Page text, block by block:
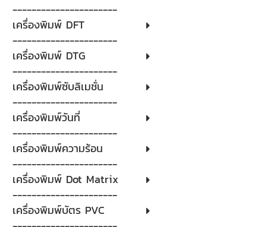
----------------------
เครื่องพิมพ์ DFT
----------------------
เครื่องพิมพ์ DTG
----------------------
เครื่องพิมพ์ซับลิเมชั่น
----------------------
เครื่องพิมพ์วันที่
----------------------
เครื่องพิมพ์ความร้อน
----------------------
เครื่องพิมพ์ Dot Matrix
----------------------
เครื่องพิมพ์บัตร PVC